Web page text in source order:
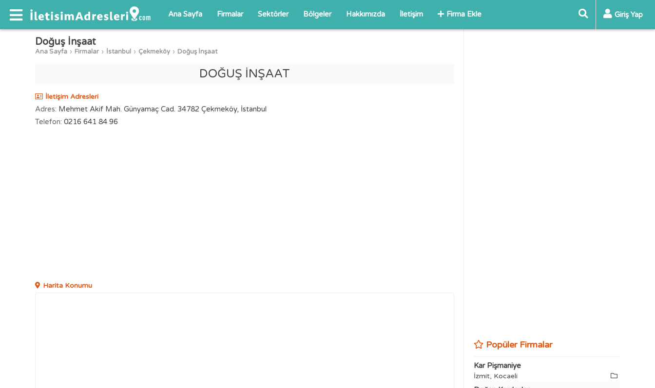
Ana Sayfa Firmalar Sektörler Bölgeler Hakkımızda İletişim Firma Ekle Giriş Yap
Doğuş İnşaat
Ana Sayfa Firmalar İstanbul Çekmeköy Doğuş İnşaat
DOĞUŞ İNŞAAT
İletişim Adresleri
Adres: Mehmet Akif Mah. Günyamaç Cad. 34782 Çekmeköy, İstanbul
Telefon: 0216 641 84 96
Harita Konumu
Popüler Firmalar
Kar Pişmaniye
İzmit, Kocaeli